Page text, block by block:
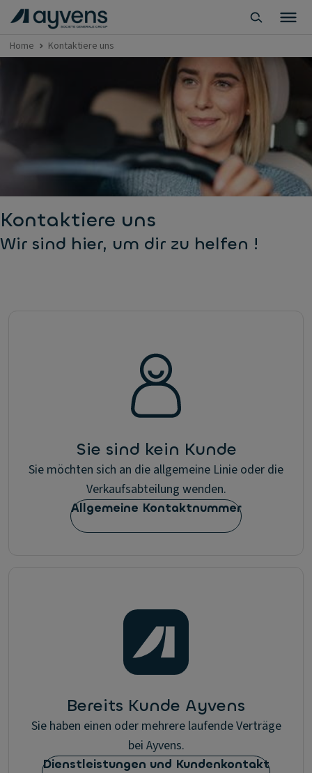
Home Kontaktiere uns
Kontaktiere uns
Wir sind hier, um dir zu helfen !
Sie sind kein Kunde
Sie möchten sich an die allgemeine Linie oder die
Verkaufsabteilung wenden.
Allgemeine Kontaktnummer
Bereits Kunde Ayvens
Sie haben einen oder mehrere laufende Verträge
bei Ayvens.
Dienstleistungen und Kundenkontakt